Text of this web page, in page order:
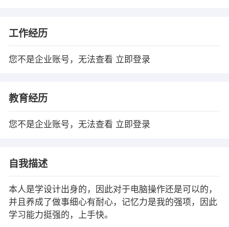
工作经历
您不是企业账号，无法查看 立即登录
教育经历
您不是企业账号，无法查看 立即登录
自我描述
本人是学设计出身的，因此对于电脑操作还是可以的，
并且养成了做事细心有耐心，记忆力是我的强项，因此
学习能力挺强的，上手快。